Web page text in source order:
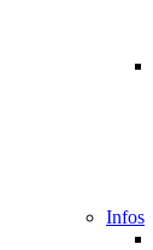
Infos